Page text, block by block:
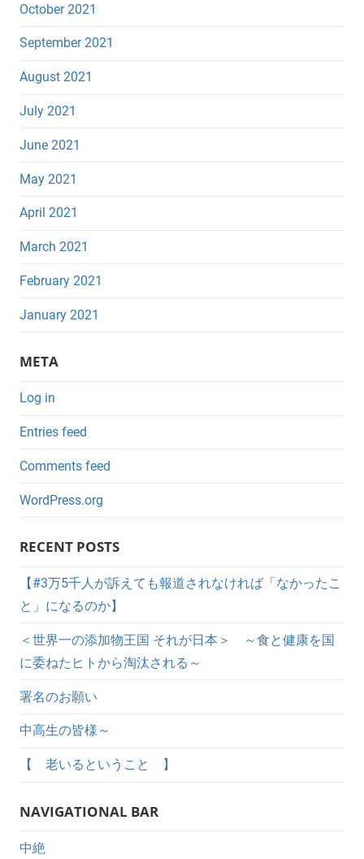
October 2021
September 2021
August 2021
July 2021
June 2021
May 2021
April 2021
March 2021
February 2021
January 2021
META
Log in
Entries feed
Comments feed
WordPress.org
RECENT POSTS
【#3万5千人が訴えても報道されなければ「なかったこ
と」になるのか】
＜世界一の添加物王国 それが日本＞ ～食と健康を国
に委ねたヒトから淘汰される～
署名のお願い
中高生の皆様～
【 老いるということ 】
NAVIGATIONAL BAR
中絶